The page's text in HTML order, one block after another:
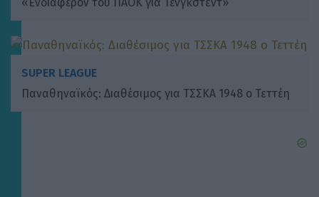
SUPER LEAGUE
Παναθηναϊκός: Διαθέσιμος για ΤΣΣΚΑ 1948 ο Τεττέη